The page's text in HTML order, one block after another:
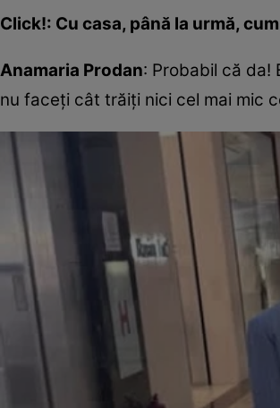
Click!: Cu casa, până la urmă,
Anamaria Prodan: Probabil că da!
nu faceți cât trăiți nici cel mai mic